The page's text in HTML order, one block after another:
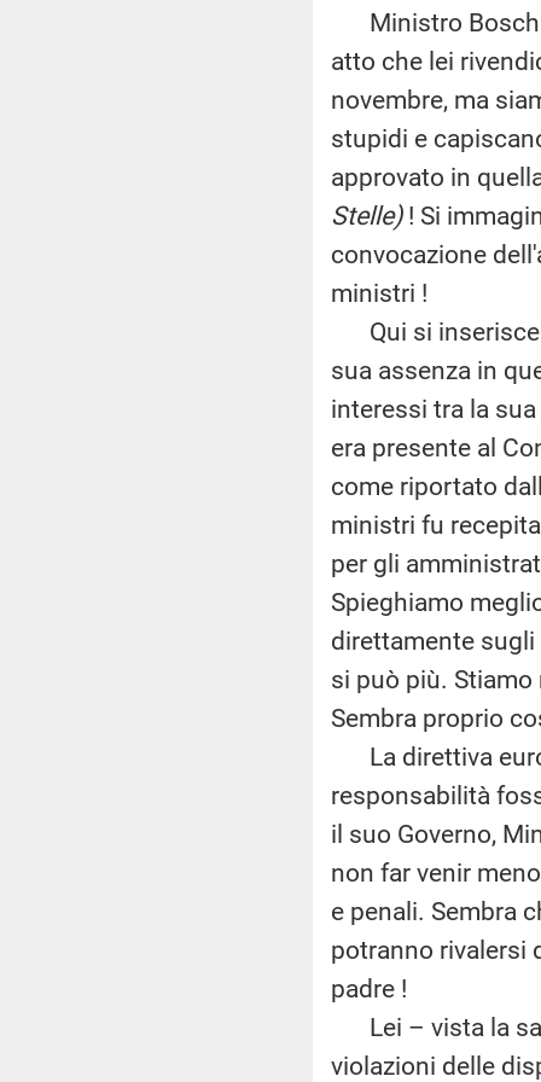
Ministro Boschi,
atto che lei
novembre, ma
stupidi e
approvato in
Stelle)! Si
convocazione
ministri !
Qui si inserisce
sua assenza in
interessi tra la
era presente al
come riportato
ministri fu
per gli
Spieghiamo
direttamente
si può più.
Sembra proprio
La direttiva
responsabilità
il suo Governo,
non far venir
e penali. Sembra
potranno rivalersi
padre !
Lei – vista la
violazioni delle